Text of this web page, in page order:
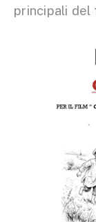
principali